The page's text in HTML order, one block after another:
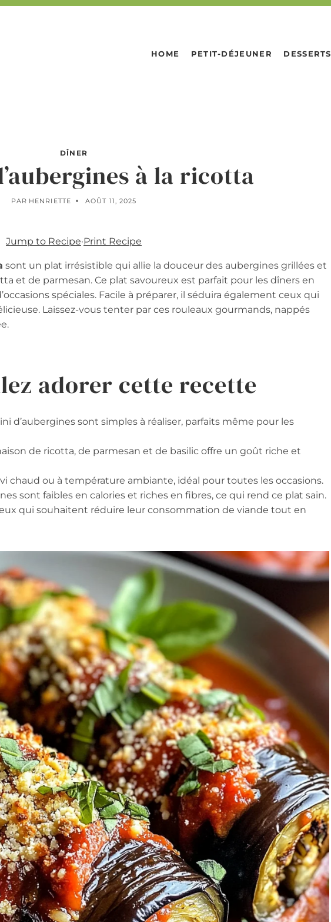
HOME PETIT-DÉJEUNER DESSERTS
DÎNER
à la ricotta
PAR HENRIETTE AOÛT 11, 2025
Jump to Recipe·Print Recipe
sont un plat irrésistible qui allie la douceur des aubergines grillées et
et de parmesan. Ce plat savoureux est parfait pour les dîners en
spéciales. Facile à préparer, il séduira également ceux qui
Laissez-vous tenter par ces rouleaux gourmands, nappés
adorer cette recette
d’aubergines sont simples à réaliser, parfaits même pour les
de ricotta, de parmesan et de basilic offre un goût riche et
chaud ou à température ambiante, idéal pour toutes les occasions.
sont faibles en calories et riches en fibres, ce qui rend ce plat sain.
qui souhaitent réduire leur consommation de viande tout en